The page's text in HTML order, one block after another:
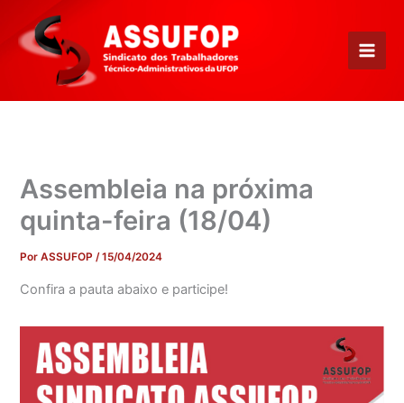
para
conteúdo
Assembleia na próxima
quinta-feira (18/04)
PorASSUFOP/15/04/2024
Confira a pauta abaixo e participe!